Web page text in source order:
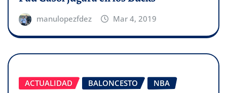
manulopezfdez Mar 4, 2019
ACTUALIDAD BALONCESTO NBA